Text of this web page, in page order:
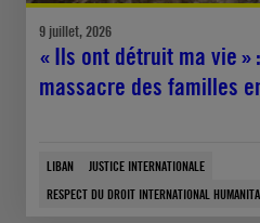
9 juillet, 2026
« Ils ont détruit ma vie »
massacre des familles
LIBAN
JUSTICE INTERNATIONALE
RESPECT DU DROIT INTERNATIONAL